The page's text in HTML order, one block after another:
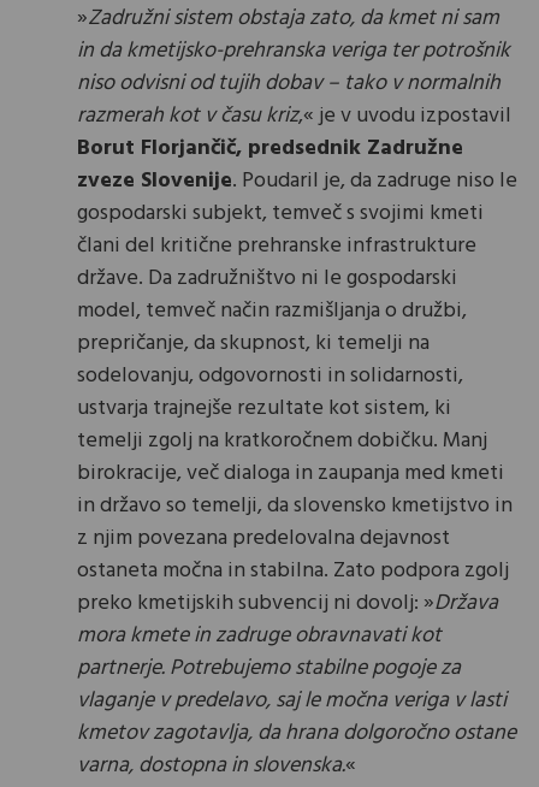
»Zadružni sistem obstaja zato, da kmet ni sam
in da kmetijsko-prehranska veriga ter potrošnik
niso odvisni od tujih dobav – tako v normalnih
razmerah kot v času kriz,« je v uvodu izpostavil
Borut Florjančič, predsednik Zadružne
zveze Slovenije. Poudaril je, da zadruge niso le
gospodarski subjekt, temveč s svojimi kmeti
člani del kritične prehranske infrastrukture
države. Da zadružništvo ni le gospodarski
model, temveč način razmišljanja o družbi,
prepričanje, da skupnost, ki temelji na
sodelovanju, odgovornosti in solidarnosti,
ustvarja trajnejše rezultate kot sistem, ki
temelji zgolj na kratkoročnem dobičku. Manj
birokracije, več dialoga in zaupanja med kmeti
in državo so temelji, da slovensko kmetijstvo in
z njim povezana predelovalna dejavnost
ostaneta močna in stabilna. Zato podpora zgolj
preko kmetijskih subvencij ni dovolj: »Država
mora kmete in zadruge obravnavati kot
partnerje. Potrebujemo stabilne pogoje za
vlaganje v predelavo, saj le močna veriga v lasti
kmetov zagotavlja, da hrana dolgoročno ostane
varna, dostopna in slovenska.«